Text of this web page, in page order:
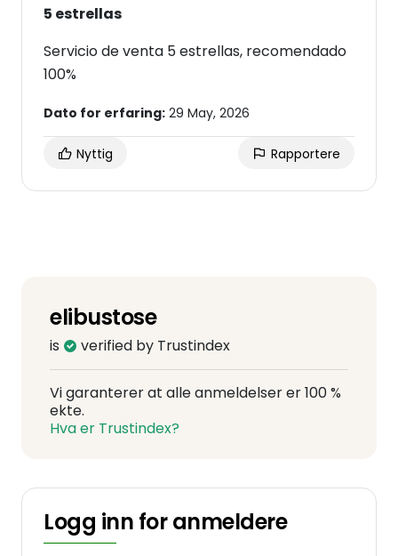
5 estrellas
Servicio de venta 5 estrellas, recomendado
100%
Dato for erfaring: 29 May, 2026
Nyttig Rapportere
elibustose
is verified by Trustindex
Vi garanterer at alle anmeldelser er 100 %
ekte.
Hva er Trustindex?
Logg inn for anmeldere